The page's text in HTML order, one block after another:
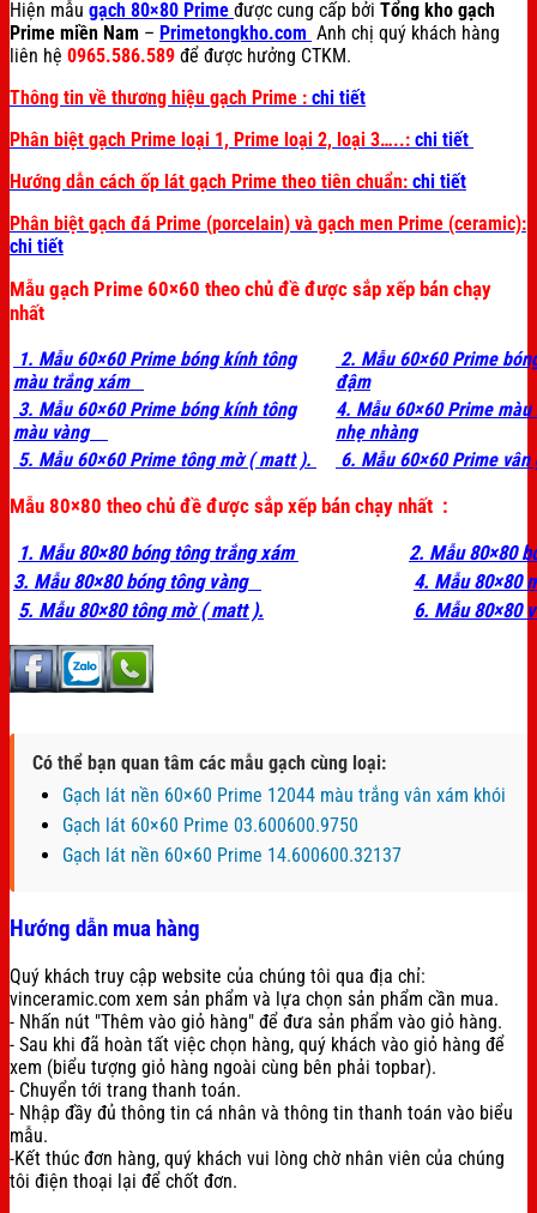
Hiện mẫu gạch 80×80 Prime được cung cấp bởi Tổng kho gạch
Prime miền Nam – Primetongkho.com Anh chị quý khách hàng
liên hệ 0965.586.589 để được hưởng CTKM.
Thông tin về thương hiệu gạch Prime : chi tiết
Phân biệt gạch Prime loại 1, Prime loại 2, loại 3…..: chi tiết
Hướng dẫn cách ốp lát gạch Prime theo tiên chuẩn: chi tiết
Phân biệt gạch đá Prime (porcelain) và gạch men Prime (ceramic):
chi tiết
Mẫu gạch Prime 60×60 theo chủ đề được sắp xếp bán chạy
nhất
1. Mẫu 60×60 Prime bóng kính tông
màu trắng xám
2. Mẫu 60×60 Prime
đậm
3. Mẫu 60×60 Prime bóng kính tông
màu vàng
4. Mẫu 60×60 Prime
nhẹ nhàng
5. Mẫu 60×60 Prime tông mờ ( matt ).
6. Mẫu 60×60 Prime vân
Mẫu 80×80 theo chủ đề được sắp xếp bán chạy nhất :
1. Mẫu 80×80 bóng tông trắng xám
2. Mẫu 80×80
3. Mẫu 80×80 bóng tông vàng
4. Mẫu 80×80
5. Mẫu 80×80 tông mờ ( matt ).
6. Mẫu 80×80
Có thể bạn quan tâm các mẫu gạch cùng loại:
Gạch lát nền 60×60 Prime 12044 màu trắng vân xám khói
Gạch lát 60×60 Prime 03.600600.9750
Gạch lát nền 60×60 Prime 14.600600.32137
Hướng dẫn mua hàng
Quý khách truy cập website của chúng tôi qua địa chỉ:
vinceramic.com xem sản phẩm và lựa chọn sản phẩm cần mua.
- Nhấn nút "Thêm vào giỏ hàng" để đưa sản phẩm vào giỏ hàng.
- Sau khi đã hoàn tất việc chọn hàng, quý khách vào giỏ hàng để
xem (biểu tượng giỏ hàng ngoài cùng bên phải topbar).
- Chuyển tới trang thanh toán.
- Nhập đầy đủ thông tin cá nhân và thông tin thanh toán vào biểu
mẫu.
-Kết thúc đơn hàng, quý khách vui lòng chờ nhân viên của chúng
tôi điện thoại lại để chốt đơn.